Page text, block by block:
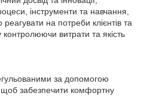
інструменти та навчання,
на потреби клієнтів та
витрати та якість
за допомогою
щоб забезпечити комфортну